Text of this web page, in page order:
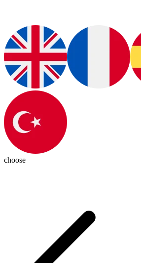
choose